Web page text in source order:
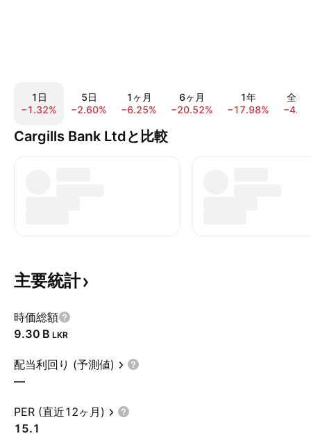
1日
−1.32%
5日
−2.60%
1ヶ月
−6.25%
6ヶ月
−20.52%
1年
−17.98%
全期
Cargills Bank Ltdと比較
主要統計
時価総額
‪9.30 B‬ LKR
配当利回り (予測値)
—
PER (直近12ヶ月)
15.1